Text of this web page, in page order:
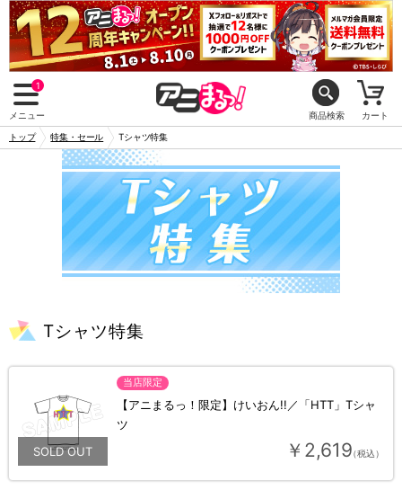
1
メニュー 商品検索 カート
トップ 特集・セール Tシャツ特集
Tシャツ特集
当店限定
【アニまるっ！限定】けいおん!!／「HTT」Tシャ
ツ
￥2,619（税込）